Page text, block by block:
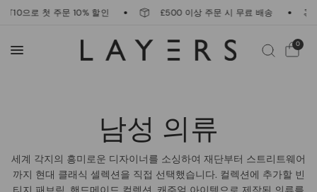
으로 첫 주문 10% 할인 £500 이상 주문 시 무료 배송
0
남성 의류
세계 각지의 흥미로운 디자이너를 소싱하여 재단부터 스트리트웨어
까지 현대 클래식 셀렉션을 직접 선택했습니다. 컬렉션에 추가할 빈